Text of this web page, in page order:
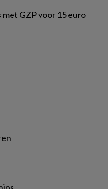
met GZP voor 15 euro